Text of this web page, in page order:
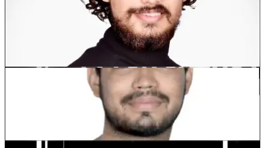
Co-fundador @MultiLipi
Kunal Singh Shekhawat